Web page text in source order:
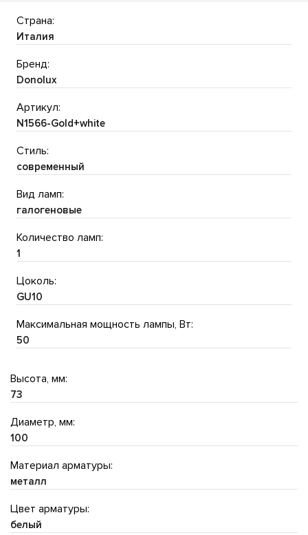
Страна:
Италия
Бренд:
Donolux
Артикул:
N1566-Gold+white
Стиль:
современный
Вид ламп:
галогеновые
Количество ламп:
1
Цоколь:
GU10
Максимальная мощность лампы, Вт:
50
Высота, мм:
73
Диаметр, мм:
100
Материал арматуры:
металл
Цвет арматуры:
белый